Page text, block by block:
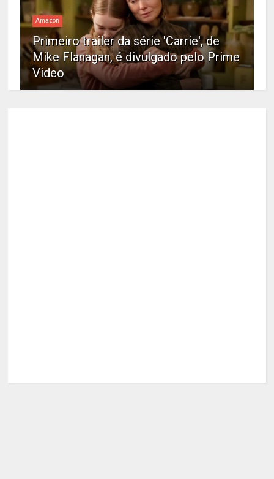
Amazon
Primeiro trailer da série 'Carrie', de
Mike Flanagan, é divulgado pelo Prime
Video